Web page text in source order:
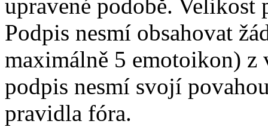
upravené podobě. Velikost
Podpis nesmí obsahovat
maximálně 5 emotoikon) z
podpis nesmí svojí
pravidla fóra.